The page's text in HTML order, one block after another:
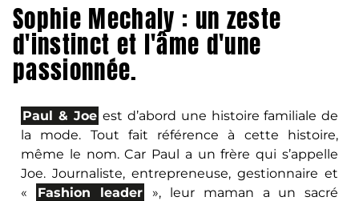
Sophie Mechaly : un zeste
d'instinct et l'âme d'une
passionnée.
Paul & Joe est d’abord une histoire familiale de
la mode. Tout fait référence à cette histoire,
même le nom. Car Paul a un frère qui s’appelle
Joe. Journaliste, entrepreneuse, gestionnaire et
«
Fashion leader
», leur maman a un sacré